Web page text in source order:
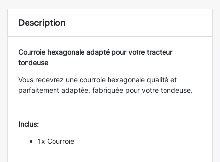
Description
Courroie hexagonale adapté pour votre tracteur
tondeuse
Vous recevrez une courroie hexagonale qualité et
parfaitement adaptée, fabriquée pour votre tondeuse.
Inclus:
1x Courroie